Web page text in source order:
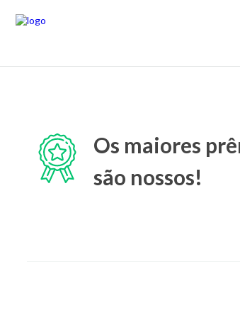
Os maiores
são nossos!